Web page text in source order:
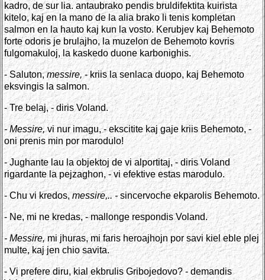
kadro, de sur lia. antaubrako pendis bruldifektita kuirista
kitelo, kaj en la mano de la alia brako li tenis kompletan
salmon en la hauto kaj kun la vosto. Kerubjev kaj Behemoto
forte odoris je brulajho, la muzelon de Behemoto kovris
fulgomakuloj, la kaskedo duone karbonighis.
- Saluton,messire,- kriis la senlaca duopo, kaj Behemoto
eksvingis la salmon.
- Tre belaj, - diris Voland.
- Messire,vi nur imagu, - ekscitite kaj gaje kriis Behemoto, -
oni prenis min por marodulo!
- Jughante lau la objektoj de vi alportitaj, - diris Voland
rigardante la pejzaghon, - vi efektive estas marodulo.
- Chu vi kredos,messire,.. -sincervoche ekparolis Behemoto.
- Ne, mi ne kredas, - mallonge respondis Voland.
- Messire,mi jhuras, mi faris heroajhojn por savi kiel eble plej
multe, kaj jen chio savita.
- Vi prefere diru, kial ekbrulis Gribojedovo? - demandis